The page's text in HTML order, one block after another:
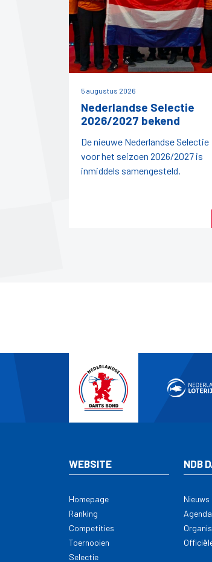
5 augustus 2026
Nederlandse Selectie
2026/2027 bekend
De nieuwe Nederlandse Selectie
voor het seizoen 2026/2027 is
inmiddels samengesteld.
WEBSITE
Homepage
Ranking
Competities
Toernooien
Selectie
NDB
Nieuws
Agenda